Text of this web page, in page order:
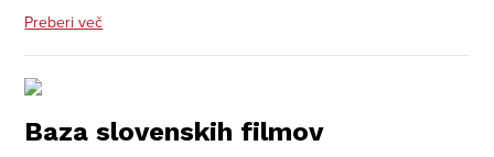
Preberi več
Baza slovenskih filmov